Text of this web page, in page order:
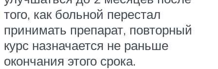
того, как больной перестал
принимать препарат, повторный
курс назначается не раньше
окончания этого срока.